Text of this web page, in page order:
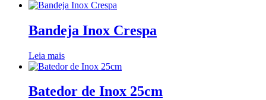
Bandeja Inox Crespa
Leia mais
Batedor de Inox 25cm